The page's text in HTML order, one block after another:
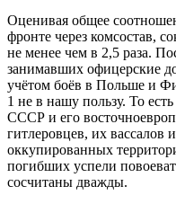
Оценивая общее
фронте через комсостав,
не менее чем в 2,5 раза.
занимавших офицерские
учётом боёв в Польше и
1 не в нашу пользу. То
СССР и его
гитлеровцев, их вассалов
оккупированных
погибших успели
сосчитаны дважды.